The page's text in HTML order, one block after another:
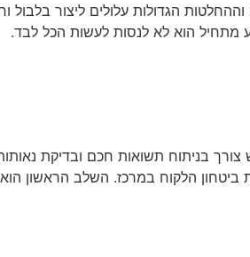
הגדולות עלולים ליצור בלבול
מתחיל הוא לא לנסות לעשות הכל לבד.
בניתוח תשואות חכם ובדיקת
ביטחון הלקוח במרכז. השלב הראשון הוא